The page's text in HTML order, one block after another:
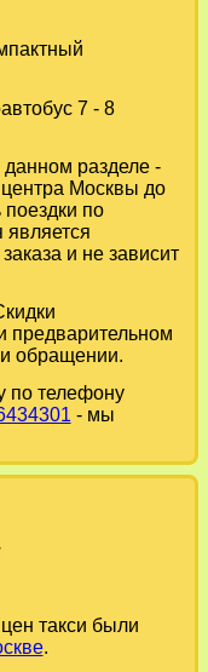
7 - 8
разделе -
Москвы до
поездки по
является
и не зависит
предварительном
обращении.
по телефону
- мы
такси были
.